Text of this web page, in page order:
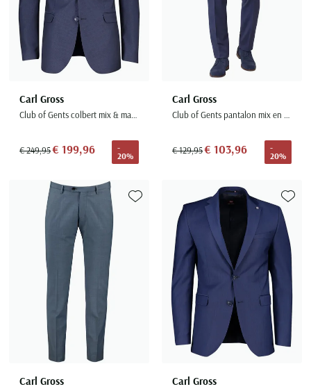
Carl Gross
Club of Gents colbert mix & match blauw effen wol slim fit zakken
€ 249,95€ 199,96
-
20%
Carl Gross
Club of Gents pantalon mix en match donkerblauw effen wol slim fit
€ 129,95€ 103,96
-
20%
Carl Gross
Toevoegen aan favorieten
Carl Gross